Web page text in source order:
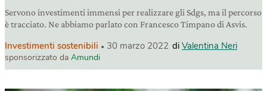
Servono investimenti immensi per realizzare gli Sdgs, ma il percorso
è tracciato. Ne abbiamo parlato con Francesco Timpano di Asvis.
Investimenti sostenibili 30 marzo 2022 di Valentina Neri
sponsorizzato da Amundi